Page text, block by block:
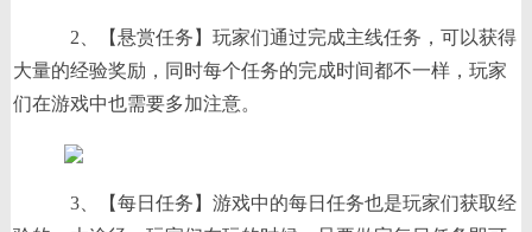
2、【悬赏任务】玩家们通过完成主线任务，可以获得
大量的经验奖励，同时每个任务的完成时间都不一样，玩家
们在游戏中也需要多加注意。
3、【每日任务】游戏中的每日任务也是玩家们获取经